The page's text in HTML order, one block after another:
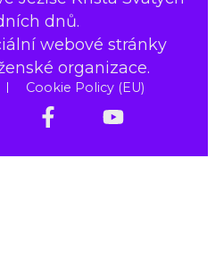
dnů.
webové stránky
organizace.
Cookie Policy (EU)